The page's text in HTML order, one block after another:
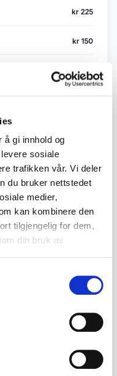
å gi innhold og
sosiale
trafikken vår. Vi deler
du bruker nettstedet
medier,
kan kombinere den
tilgjengelig for dem,
din bruk av
kr 225
kr 150
kr 125
Next lot →
on a stand with
for display, serving